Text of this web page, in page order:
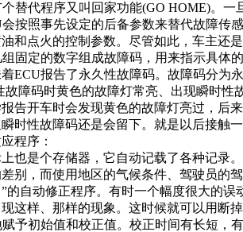
代程序又叫回家功能(GO HOME)。一
按照事先设定的后备参数来替代故障传
和点火的控制参数。尽管如此，车主还
定的数字组成故障码，用来指示具体
报告了永久性故障码。故障码分为
故障码时黄色的故障灯常亮、出现瞬时
告开车时会发现黄色的故障灯亮过，后
时性故障码还是会留下。就是以后接触
程序：
是个存储器，它自动记载了各种记录
别，而使用地区的气候条件、驾驶员的
的自动修正程序。有时一个幅度很大的
这样、那样的现象。这时候就可以用断
予初始值和校正值。校正时间有长短，